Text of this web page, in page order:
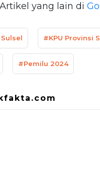
yang lain di
#KPU Provinsi
#Pemilu 2024